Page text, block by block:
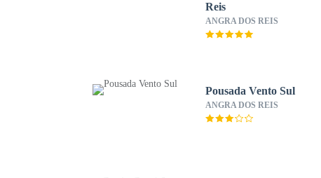
Reis
ANGRA DOS REIS
Pousada Vento Sul
ANGRA DOS REIS